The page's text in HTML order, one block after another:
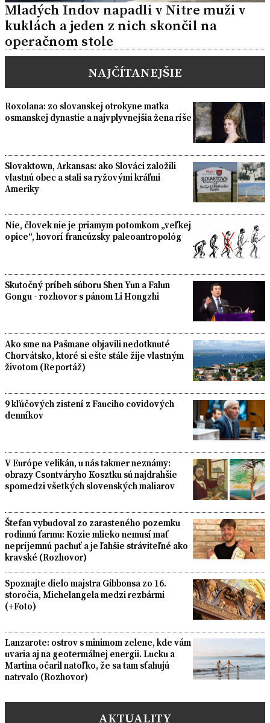
Mladých Indov napadli v Nitre muži v
kuklách a jeden z nich skončil na
operačnom stole
NAJČÍTANEJŠIE
Roxolana: zo slovanskej otrokyne matka
osmanskej dynastie a najvplyvnejšia žena ríše
Slovaktown, Arkansas: ako Slováci založili
vlastnú obec a stali sa ryžovými kráľmi
Ameriky
Nie, človek nie je priamym potomkom „veľkej
opice“, hovorí francúzsky paleoantropológ
Skutočný príbeh súboru Shen Yun a Falun
Gongu - rozhovor s pánom Li Hongzhi
Ako sme na Pašmane objavili nedotknuté
Chorvátsko, ktoré si ešte stále žije vlastným
životom (Reportáž)
9 kľúčových zistení z Fauciho covidových
denníkov
V Európe velikán, u nás takmer neznámy:
obrazy Csontváryho Kosztku sú najdrahšie
spomedzi všetkých slovenských maliarov
Štefan vybudoval zo zarasteného pozemku
rodinnú farmu: Kozie mlieko nemusí mať
nepríjemnú pachuť a je ľahšie stráviteľné ako
kravské (Rozhovor)
Spoznajte dielo majstra Gibbonsa zo 16.
storočia, Michelangela medzi rezbármi
(+Foto)
Lanzarote: ostrov s minimom zelene, kde vám
uvaria aj na geotermálnej energii. Lucku a
Martina očaril natoľko, že sa tam sťahujú
natrvalo (Rozhovor)
AKTUALITY